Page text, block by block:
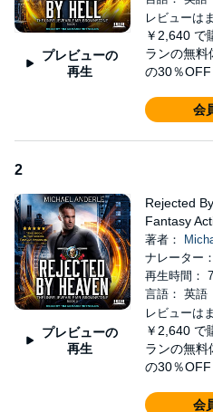
turn yourself in. It will save you a
Brownstone likes his life simple,
wicked curveball.
Download and kick back for a
will have you yelling for the good
but cursing nevertheless. If this
listening to this book.
©2018 Michael Anderle (P)2018
プレビューの
再生
レビューは
￥2,640 で
ランの無料
の30％OFF
会
2
プレビューの
再生
Rejected
Fantasy
著者：
ナレーター：
再生時間：
言語： 英語
レビューは
￥2,640 で
ランの無料
の30％OFF
会